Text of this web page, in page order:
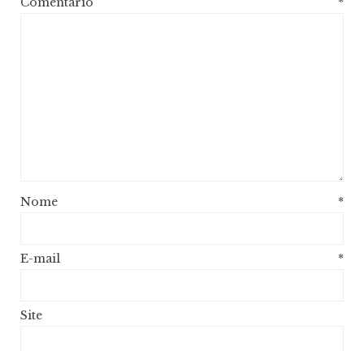
Nome *
E-mail *
Site